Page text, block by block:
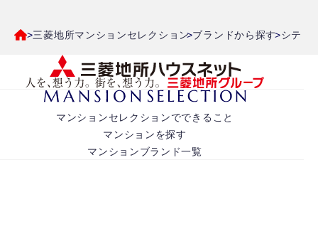
三菱地所マンションセレクション ブランドから探す シティ
マンションセレクションでできること
マンションを探す
マンションブランド一覧